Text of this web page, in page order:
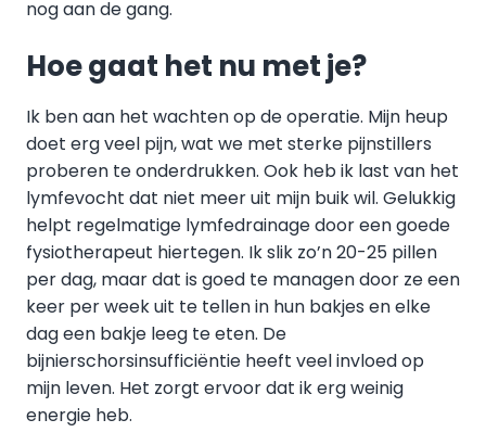
nog aan de gang.
Hoe gaat het nu met je?
Ik ben aan het wachten op de operatie. Mijn heup
doet erg veel pijn, wat we met sterke pijnstillers
proberen te onderdrukken. Ook heb ik last van het
lymfevocht dat niet meer uit mijn buik wil. Gelukkig
helpt regelmatige lymfedrainage door een goede
fysiotherapeut hiertegen. Ik slik zo’n 20-25 pillen
per dag, maar dat is goed te managen door ze een
keer per week uit te tellen in hun bakjes en elke
dag een bakje leeg te eten. De
bijnierschorsinsufficiëntie heeft veel invloed op
mijn leven. Het zorgt ervoor dat ik erg weinig
energie heb.